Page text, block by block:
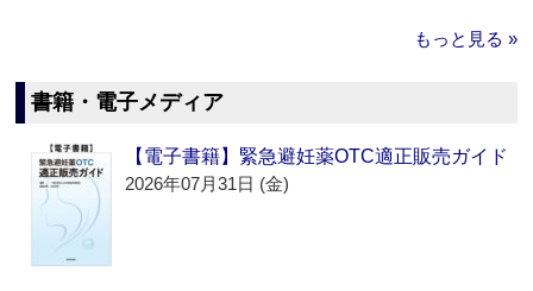
もっと見る »
書籍・電子メディア
【電子書籍】緊急避妊薬OTC適正販売ガイド
2026年07月31日 (金)